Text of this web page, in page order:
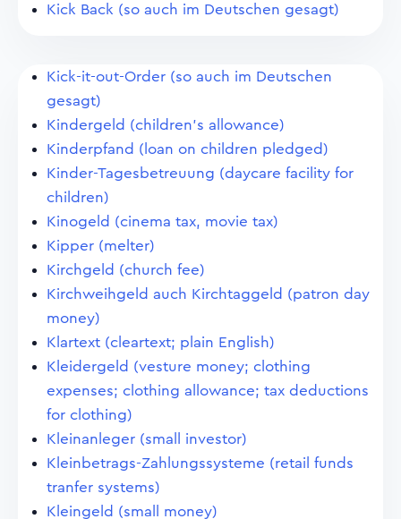
Kick Back (so auch im Deutschen gesagt)
Kick-it-out-Order (so auch im Deutschen
gesagt)
Kindergeld (children's allowance)
Kinderpfand (loan on children pledged)
Kinder-Tagesbetreuung (daycare facility for
children)
Kinogeld (cinema tax, movie tax)
Kipper (melter)
Kirchgeld (church fee)
Kirchweihgeld auch Kirchtaggeld (patron day
money)
Klartext (cleartext; plain English)
Kleidergeld (vesture money; clothing
expenses; clothing allowance; tax deductions
for clothing)
Kleinanleger (small investor)
Kleinbetrags-Zahlungssysteme (retail funds
tranfer systems)
Kleingeld (small money)